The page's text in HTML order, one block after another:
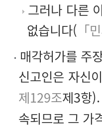
그러나 다른
없습니다( 「
매각허가를 주
신고인은 자신
제129조제3항
속되므로 그 가